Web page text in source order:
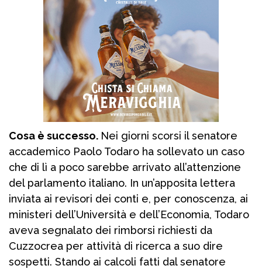
Cosa è successo. Nei giorni scorsi il senatore
accademico Paolo Todaro ha sollevato un caso
che di lì a poco sarebbe arrivato all’attenzione
del parlamento italiano. In un’apposita lettera
inviata ai revisori dei conti e, per conoscenza, ai
ministeri dell’Università e dell’Economia, Todaro
aveva segnalato dei rimborsi richiesti da
Cuzzocrea per attività di ricerca a suo dire
sospetti. Stando ai calcoli fatti dal senatore